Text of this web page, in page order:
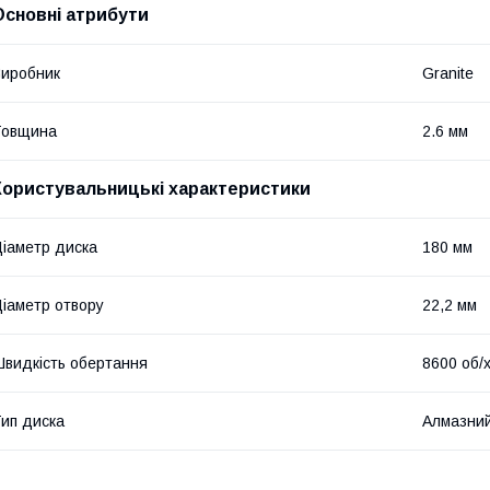
атрибути
Granite
2.6 мм
характеристики
диска 180 мм
отвору 22,2 мм
обертання 8600 об/
диска